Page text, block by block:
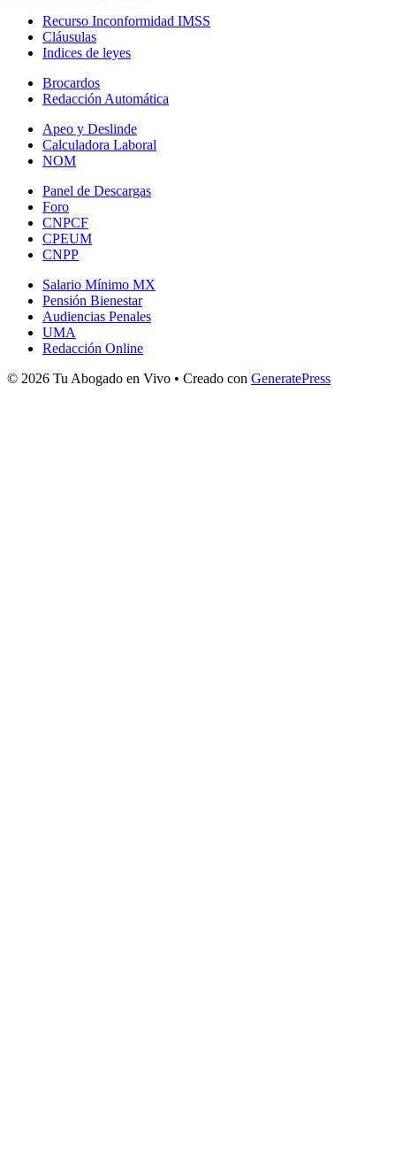
Recurso Inconformidad IMSS
Cláusulas
Indices de leyes
Brocardos
Redacción Automática
Apeo y Deslinde
Calculadora Laboral
NOM
Panel de Descargas
Foro
CNPCF
CPEUM
CNPP
Salario Mínimo MX
Pensión Bienestar
Audiencias Penales
UMA
Redacción Online
© 2026 Tu Abogado en Vivo • Creado con GeneratePress